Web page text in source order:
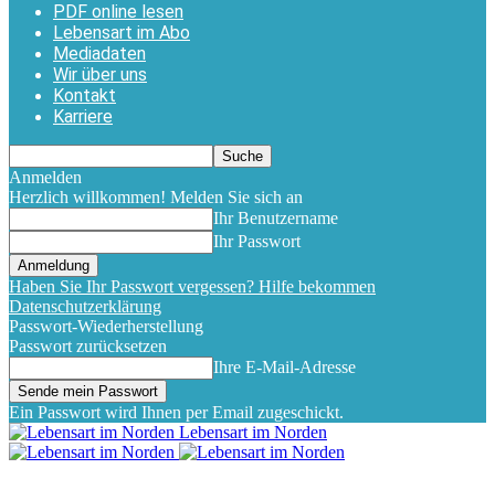
PDF online lesen
Lebensart im Abo
Mediadaten
Wir über uns
Kontakt
Karriere
Anmelden
Herzlich willkommen! Melden Sie sich an
Ihr Benutzername
Ihr Passwort
Haben Sie Ihr Passwort vergessen? Hilfe bekommen
Datenschutzerklärung
Passwort-Wiederherstellung
Passwort zurücksetzen
Ihre E-Mail-Adresse
Ein Passwort wird Ihnen per Email zugeschickt.
Lebensart im Norden